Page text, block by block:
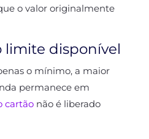
o valor originalmente
limite disponível
o mínimo, a maior
permanece em
cartãonão é liberado